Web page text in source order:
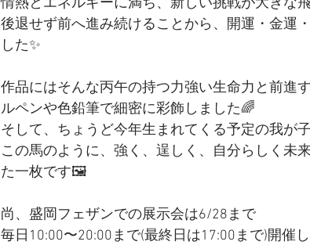
後退せず前へ進み続けることから、開運・金運
した✨
作品にはそんな丙午の持つ力強い生命力と前進
ルペンや色鉛筆で細密に彩飾しました🌈
そして、ちょうど今年生まれてくる予定の我が
この馬のように、強く、逞しく、自分らしく未
た一枚です🖼️
尚、盛岡フェザンでの展示会は6/28まで
毎日10:00〜20:00まで(最終日は17:00まで)開催